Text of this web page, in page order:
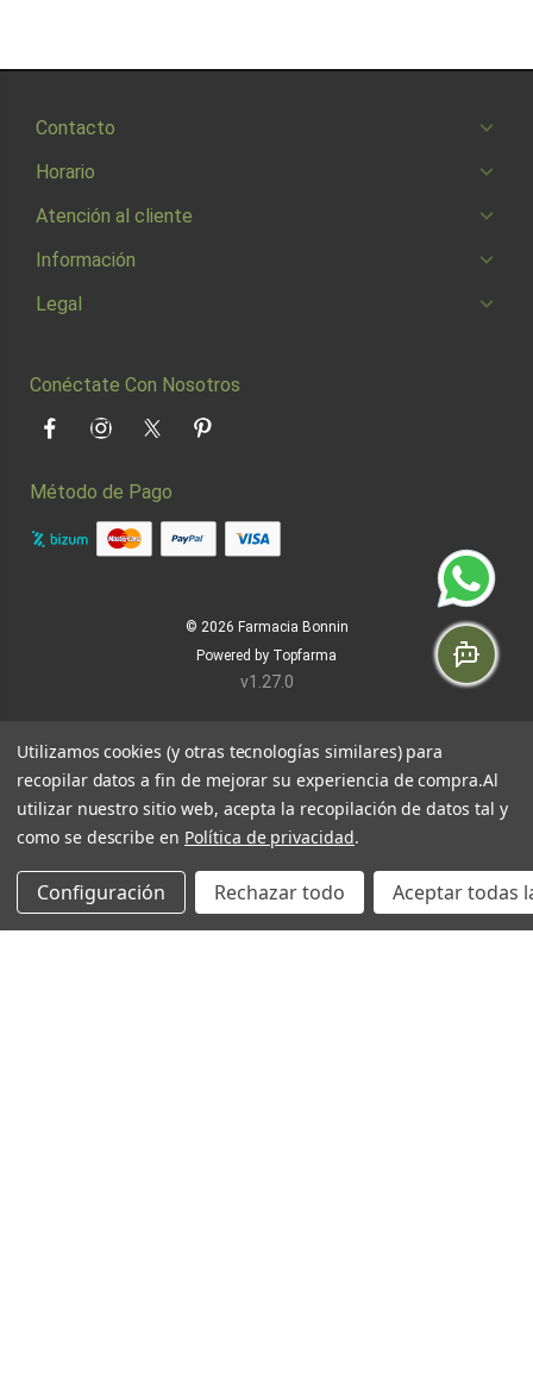
Contacto
Horario
Atención al cliente
Información
Legal
Conéctate Con Nosotros
FacebookInstagramTwitter Pinterest
Método de Pago
© 2026 Farmacia Bonnin
Powered by Topfarma
v1.27.0
Utilizamos cookies (y otras tecnologías similares) para
recopilar datos a fin de mejorar su experiencia de compra.Al
utilizar nuestro sitio web, acepta la recopilación de datos tal y
como se describe en Política de privacidad.
Configuración Rechazar todo Aceptar todas